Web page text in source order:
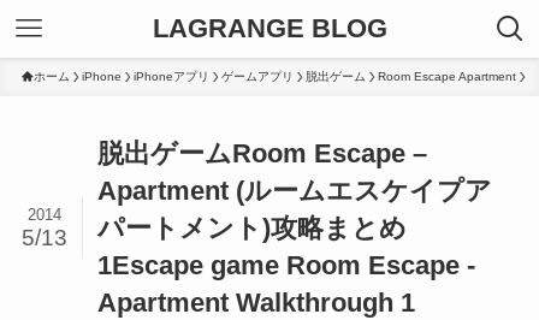
LAGRANGE BLOG
ホーム iPhone iPhoneアプリ ゲームアプリ 脱出ゲーム Room Escape Apartment
脱出ゲームRoom Escape –
Apartment (ルームエスケイプア
パートメント)攻略まとめ
1Escape game Room Escape -
Apartment Walkthrough 1
2014
5/13